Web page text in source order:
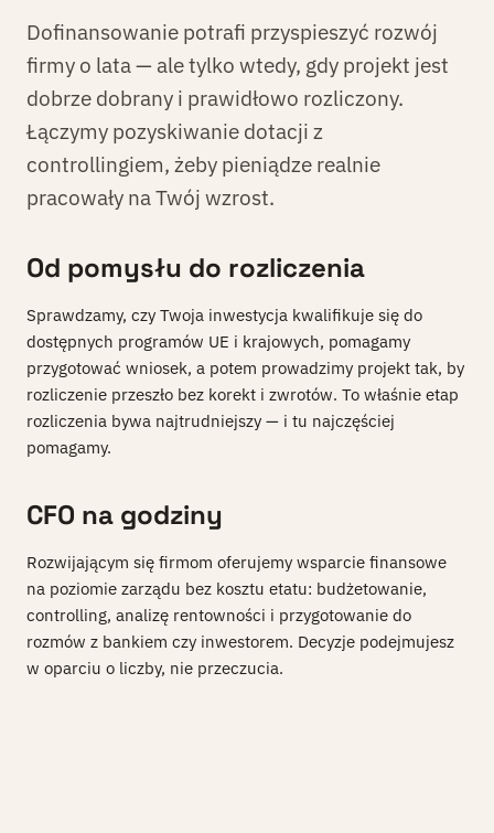
Dofinansowanie potrafi przyspieszyć rozwój
firmy o lata — ale tylko wtedy, gdy projekt jest
dobrze dobrany i prawidłowo rozliczony.
Łączymy pozyskiwanie dotacji z
controllingiem, żeby pieniądze realnie
pracowały na Twój wzrost.
Od pomysłu do rozliczenia
Sprawdzamy, czy Twoja inwestycja kwalifikuje się do
dostępnych programów UE i krajowych, pomagamy
przygotować wniosek, a potem prowadzimy projekt tak, by
rozliczenie przeszło bez korekt i zwrotów. To właśnie etap
rozliczenia bywa najtrudniejszy — i tu najczęściej
pomagamy.
CFO na godziny
Rozwijającym się firmom oferujemy wsparcie finansowe
na poziomie zarządu bez kosztu etatu: budżetowanie,
controlling, analizę rentowności i przygotowanie do
rozmów z bankiem czy inwestorem. Decyzje podejmujesz
w oparciu o liczby, nie przeczucia.